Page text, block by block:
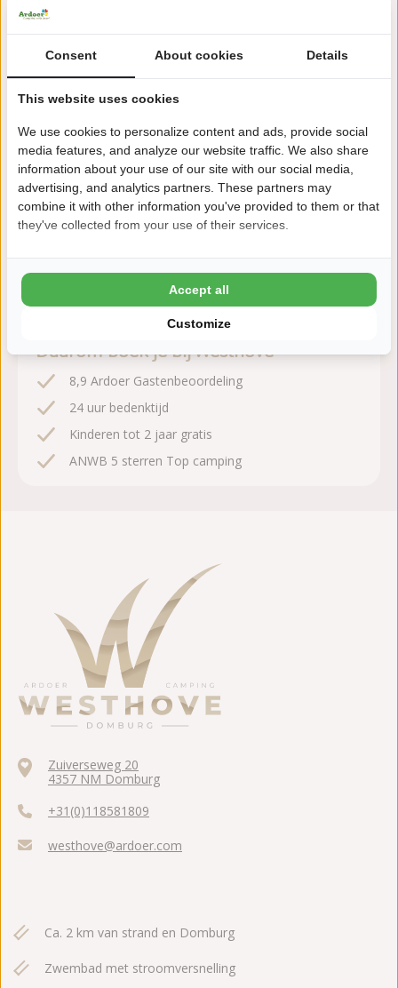
Over de camping
Ardoer Camping Westhove ligt in Aagtekerke bij Domburg, op
korte afstand van zee en strand. Een luxe familiecamping met
Lees meer
Zeker boeken!
Na het boeken heb je nog 24 uur bedenktijd om
kosteloos te wijzigen of te annuleren.
Daarom boek je bij Westhove
8,9 Ardoer Gastenbeoordeling
24 uur bedenktijd
Kinderen tot 2 jaar gratis
ANWB 5 sterren Top camping
Zuiverseweg 20
4357 NM Domburg
+31(0)118581809
westhove@ardoer.com
Ca. 2 km van strand en Domburg
Zwembad met stroomversnelling
Consent About cookies Details
This website uses cookies
We use cookies to personalize content and ads, provide social
media features, and analyze our website traffic. We also share
information about your use of our site with our social media,
advertising, and analytics partners. These partners may
combine it with other information you've provided to them or that
they've collected from your use of their services.
Customize
Accept all